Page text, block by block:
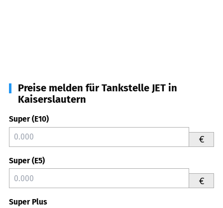
Preise melden für Tankstelle JET in
Kaiserslautern
Super (E10)
€
Super (E5)
€
Super Plus